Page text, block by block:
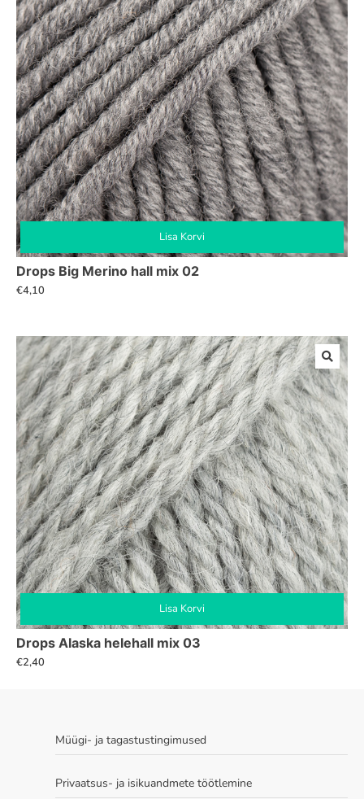
Lisa Korvi
Drops Big Merino hall mix 02
€4,10
Lisa Korvi
Drops Alaska helehall mix 03
€2,40
Müügi- ja tagastustingimused
Privaatsus- ja isikuandmete töötlemine